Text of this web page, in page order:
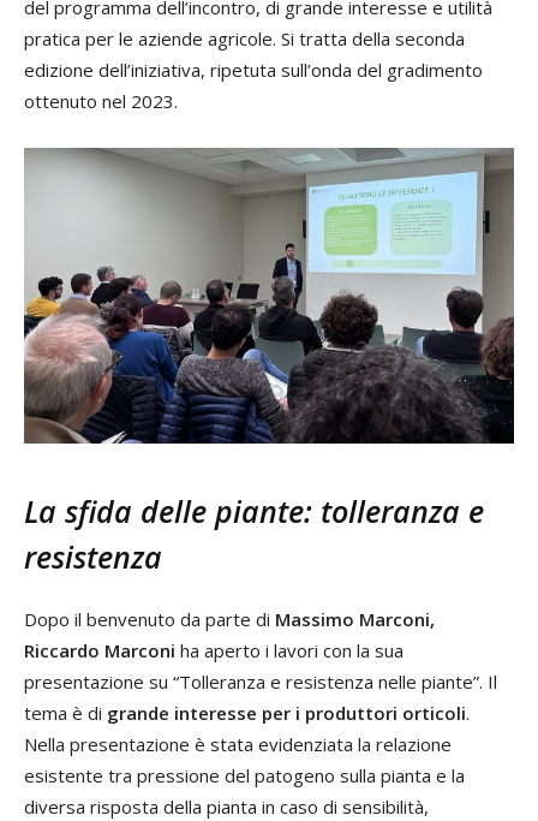
del programma dell’incontro, di grande interesse e utilità
pratica per le aziende agricole. Si tratta della seconda
edizione dell’iniziativa, ripetuta sull’onda del gradimento
ottenuto nel 2023.
La sfida delle piante: tolleranza e
resistenza
Dopo il benvenuto da parte di Massimo Marconi,
Riccardo Marconi ha aperto i lavori con la sua
presentazione su “Tolleranza e resistenza nelle piante”. Il
tema è di grande interesse per i produttori orticoli.
Nella presentazione è stata evidenziata la relazione
esistente tra pressione del patogeno sulla pianta e la
diversa risposta della pianta in caso di sensibilità,